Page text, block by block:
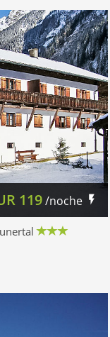
119/noche